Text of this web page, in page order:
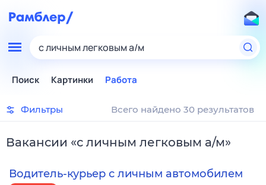
с личным легковым а/м
Поиск Картинки Работа
Фильтры Всего найдено 30 результатов
Вакансии «с личным легковым а/м»
Водитель-курьер с личным автомобилем